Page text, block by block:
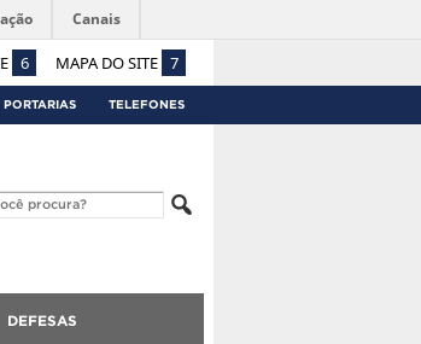
6 MAPA DO SITE 7
Canais
PORTARIAS TELEFONES
DEFESAS